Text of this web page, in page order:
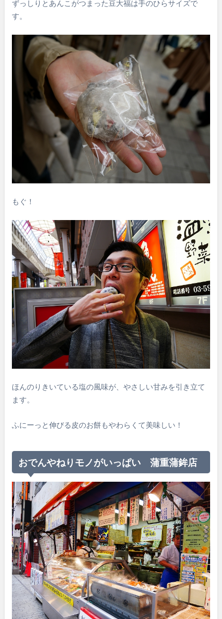
ずっしりとあんこがつまった豆大福は手のひらサイズで
す。
もぐ！
ほんのりきいている塩の風味が、やさしい甘みを引き立て
ます。
ふにーっと伸びる皮のお餅もやわらくて美味しい！
おでんやねりモノがいっぱい 蒲重蒲鉾店